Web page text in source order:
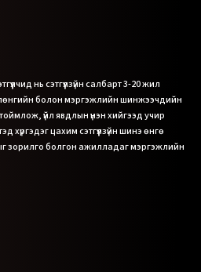
нь сэтгүүлзүйн салбарт 3-20 жил
болон мэргэжлийн шинжээчдийн
үйл явдлын үнэн хийгээд учир
хүргэдэг цахим сэтгүүлзүйн шинэ өнгө
зорилго болгон ажилладаг мэргэжлийн